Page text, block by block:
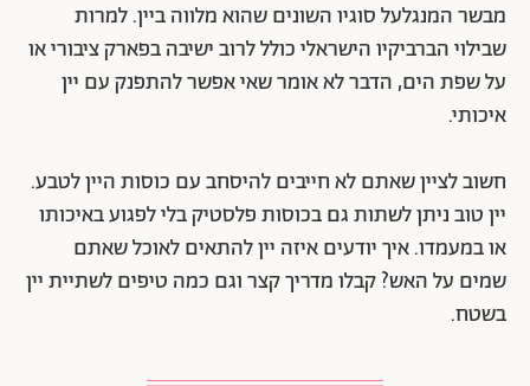
מבשר המנגלעל סוגיו השונים שהוא מלווה ביין. למרות
שבילוי הברביקיו הישראלי כולל לרוב ישיבה בפארק ציבורי או
על שפת הים, הדבר לא אומר שאי אפשר להתפנק עם יין
איכותי.
חשוב לציין שאתם לא חייבים להיסחב עם כוסות היין לטבע.
יין טוב ניתן לשתות גם בכוסות פלסטיק בלי לפגוע באיכותו
או במעמדו. איך יודעים איזה יין להתאים לאוכל שאתם
שמים על האש? קבלו מדריך קצר וגם כמה טיפים לשתיית יין
בשטח.